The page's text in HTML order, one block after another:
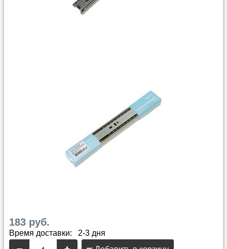
183 руб.
Время доставки: 2-3 дня